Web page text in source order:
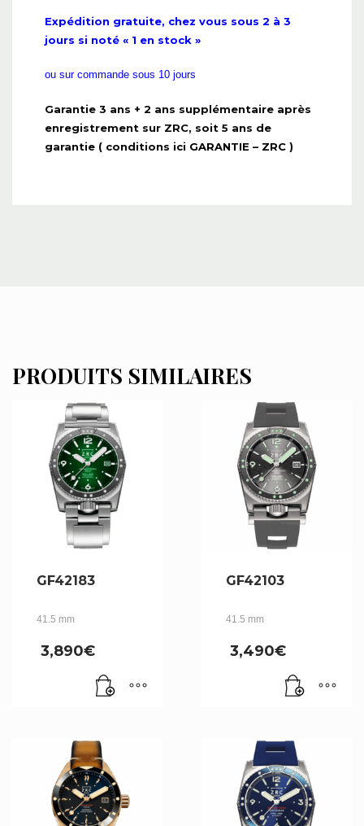
Expédition gratuite, chez vous sous 2 à 3
jours si noté « 1 en stock »
ou sur commande sous 10 jours
Garantie 3 ans + 2 ans supplémentaire après
enregistrement sur ZRC, soit 5 ans de
garantie ( conditions ici GARANTIE – ZRC )
PRODUITS SIMILAIRES
GF42183
41.5 mm
3,890€
GF42103
41.5 mm
3,490€